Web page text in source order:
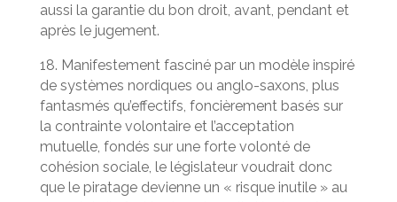
aussi la garantie du bon droit, avant, pendant et
après le jugement.
18. Manifestement fasciné par un modèle inspiré
de systèmes nordiques ou anglo-saxons, plus
fantasmés qu’effectifs, foncièrement basés sur
la contrainte volontaire et l’acceptation
mutuelle, fondés sur une forte volonté de
cohésion sociale, le législateur voudrait donc
que le piratage devienne un « risque inutile » au